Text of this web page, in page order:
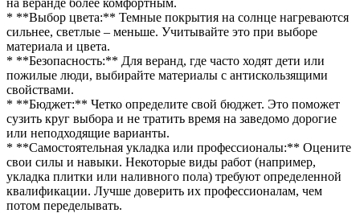
на веранде более комфортным.
* **Выбор цвета:** Темные покрытия на солнце нагреваются
сильнее, светлые – меньше. Учитывайте это при выборе
материала и цвета.
* **Безопасность:** Для веранд, где часто ходят дети или
пожилые люди, выбирайте материалы с антискользящими
свойствами.
* **Бюджет:** Четко определите свой бюджет. Это поможет
сузить круг выбора и не тратить время на заведомо дорогие
или неподходящие варианты.
* **Самостоятельная укладка или профессионалы:** Оцените
свои силы и навыки. Некоторые виды работ (например,
укладка плитки или наливного пола) требуют определенной
квалификации. Лучше доверить их профессионалам, чем
потом переделывать.